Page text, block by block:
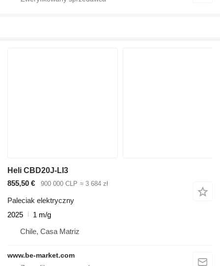
Heli CBD20J-LI3
855,50 €
900 000 CLP ≈ 3 684 zł
Paleciak elektryczny
2025
1 m/g
Chile, Casa Matriz
www.be-market.com